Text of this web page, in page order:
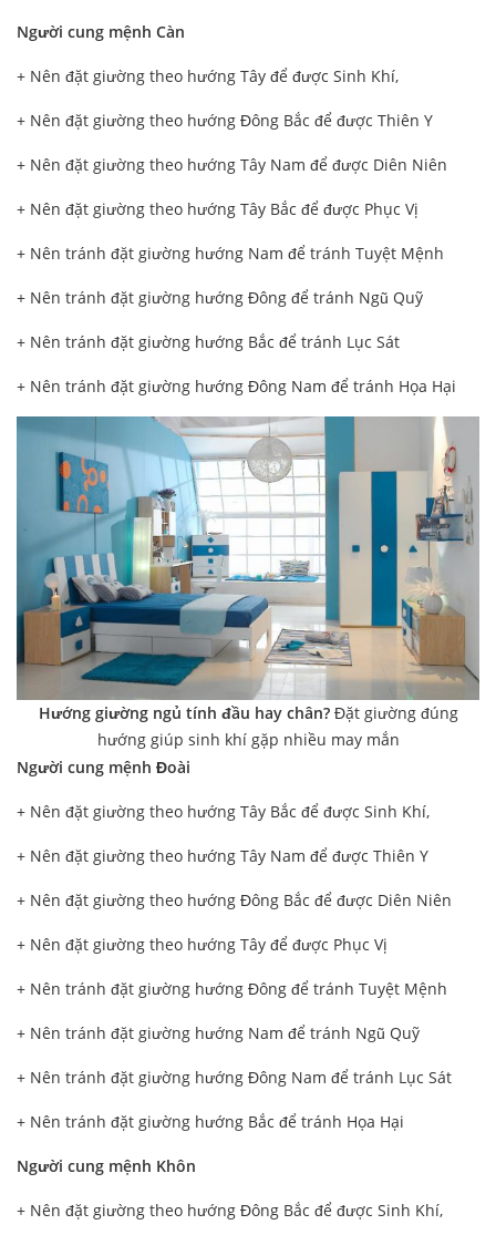
Người cung mệnh Càn
+ Nên đặt giường theo hướng Tây để được Sinh Khí,
+ Nên đặt giường theo hướng Đông Bắc để được Thiên Y
+ Nên đặt giường theo hướng Tây Nam để được Diên Niên
+ Nên đặt giường theo hướng Tây Bắc để được Phục Vị
+ Nên tránh đặt giường hướng Nam để tránh Tuyệt Mệnh
+ Nên tránh đặt giường hướng Đông để tránh Ngũ Quỹ
+ Nên tránh đặt giường hướng Bắc để tránh Lục Sát
+ Nên tránh đặt giường hướng Đông Nam để tránh Họa Hại
Hướng giường ngủ tính đầu hay chân? Đặt giường đúng
hướng giúp sinh khí gặp nhiều may mắn
Người cung mệnh Đoài
+ Nên đặt giường theo hướng Tây Bắc để được Sinh Khí,
+ Nên đặt giường theo hướng Tây Nam để được Thiên Y
+ Nên đặt giường theo hướng Đông Bắc để được Diên Niên
+ Nên đặt giường theo hướng Tây để được Phục Vị
+ Nên tránh đặt giường hướng Đông để tránh Tuyệt Mệnh
+ Nên tránh đặt giường hướng Nam để tránh Ngũ Quỹ
+ Nên tránh đặt giường hướng Đông Nam để tránh Lục Sát
+ Nên tránh đặt giường hướng Bắc để tránh Họa Hại
Người cung mệnh Khôn
+ Nên đặt giường theo hướng Đông Bắc để được Sinh Khí,